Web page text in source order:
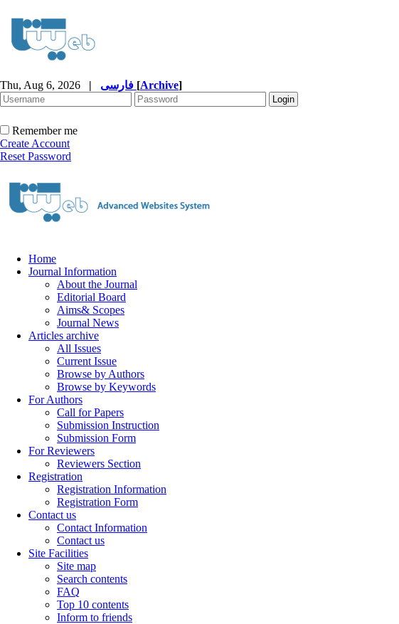
Thu, Aug 6, 2026 | [Archive]
Remember me
Create Account
Reset Password
Home
Journal Information
About the Journal
Editorial Board
Aims& Scopes
Journal News
Articles archive
All Issues
Current Issue
Browse by Authors
Browse by Keywords
For Authors
Call for Papers
Submission Instruction
Submission Form
For Reviewers
Reviewers Section
Registration
Registration Information
Registration Form
Contact us
Contact Information
Contact us
Site Facilities
Site map
Search contents
FAQ
Top 10 contents
Inform to friends